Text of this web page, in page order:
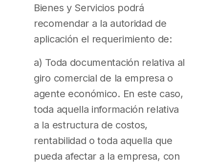
Bienes y Servicios podrá
recomendar a la autoridad de
aplicación el requerimiento de:
a) Toda documentación relativa al
giro comercial de la empresa o
agente económico. En este caso,
toda aquella información relativa
a la estructura de costos,
rentabilidad o toda aquella que
pueda afectar a la empresa, con